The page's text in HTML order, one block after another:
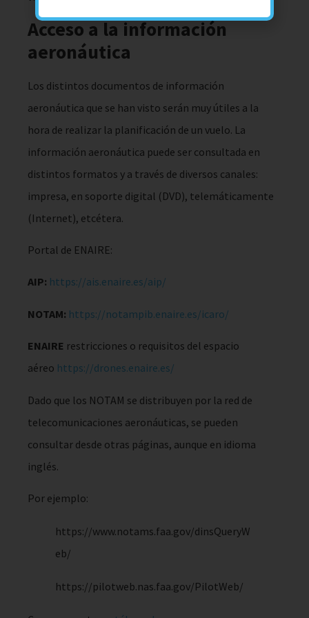
Acceso a la información
aeronáutica
Los distintos documentos de información
aeronáutica que se han visto serán muy útiles a la
hora de realizar la planificación de un vuelo. La
información aeronáutica puede ser consultada en
distintos formatos y a través de diversos canales:
impresa, en soporte digital (DVD), telemáticamente
(Internet), etcétera.
Portal de ENAIRE:
AIP: https://ais.enaire.es/aip/
NOTAM: https://notampib.enaire.es/icaro/
ENAIRE restricciones o requisitos del espacio
aéreo https://drones.enaire.es/
Dado que los NOTAM se distri­buyen por la red de
telecomunicaciones aeronáuticas, se pueden
consultar desde otras páginas, aunque en idioma
inglés.
Por ejemplo:
https://www.notams.faa.gov/dinsQueryW
eb/
https://pilotweb.nas.faa.gov/PilotWeb/